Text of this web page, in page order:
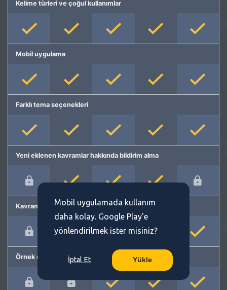
Kelime türleri ve çoğul kullanımlar
Mobil uygulama
Farklı tema seçenekleri
Yeni eklenen kavramlar hakkında bildirim alma
Kavram önerme
Örnek cümleler
Mobil uygulamada kullanım
daha kolay. Google Play'e
yönlendirilmek ister misiniz?
İptal Et Yükle